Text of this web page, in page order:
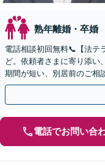
熟年離婚・卒婚
電話相談初回無料📞【法テ
ど。依頼者さまに寄り添
期間が短い、別居前のご相
取り決めもアドバイス。ま
電話でお問い合